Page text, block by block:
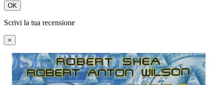
OK
Scrivi la tua recensione
×